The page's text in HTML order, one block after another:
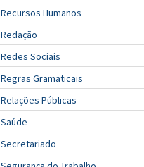
Recursos Humanos
Redação
Redes Sociais
Regras Gramaticais
Relações Públicas
Saúde
Secretariado